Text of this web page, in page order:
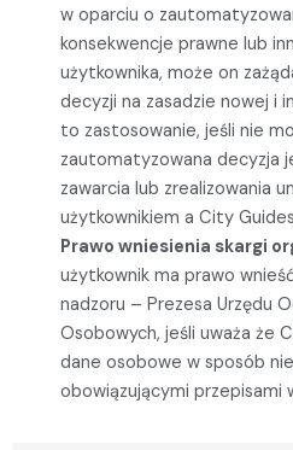
w oparciu o
konsekwencje prawne lub
użytkownika, może on
decyzji na zasadzie nowej i
to zastosowanie, jeśli nie
zautomatyzowana decyzja
zawarcia lub zrealizowania
użytkownikiem a City
Prawo wniesienia skargi
użytkownik ma prawo
nadzoru – Prezesa Urzędu
Osobowych, jeśli uważa że
dane osobowe w sposób
obowiązującymi przepisami